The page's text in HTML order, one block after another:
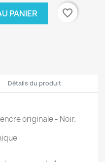
PANIER favorite_border
Détails du produit
originale - Noir.